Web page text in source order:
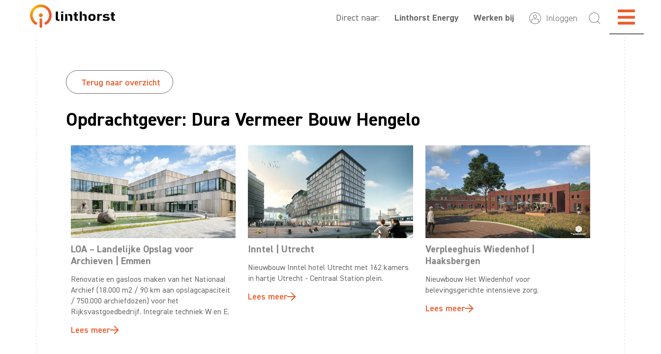
Direct naar: Linthorst Energy Werken bij Inloggen
Terug naar overzicht
Opdrachtgever: Dura Vermeer Bouw Hengelo
LOA – Landelijke Opslag voor
Archieven | Emmen
Renovatie en gasloos maken van het Nationaal
Archief (18.000 m2 / 90 km aan opslagcapaciteit
/ 750.000 archiefdozen) voor het
Rijksvastgoedbedrijf. Integrale techniek W en E.
Lees meer
Inntel | Utrecht
Nieuwbouw Inntel hotel Utrecht met 162 kamers
in hartje Utrecht - Centraal Station plein.
Lees meer
Verpleeghuis Wiedenhof |
Haaksbergen
Nieuwbouw Het Wiedenhof voor
belevingsgerichte intensieve zorg.
Lees meer